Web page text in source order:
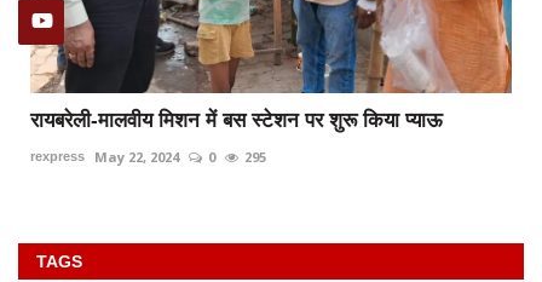
रायबरेली-मालवीय मिशन में बस स्टेशन पर शुरू किया प्याऊ
rexpress May 22, 2024 0 295
TAGS